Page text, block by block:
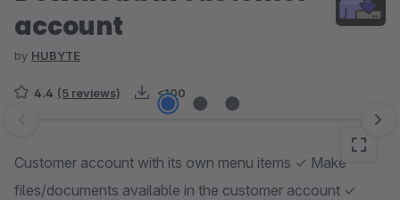
account
by HUBYTE
4.4 (5 reviews) <100
Skip image gallery
Customer account with its own menu items ✓ Make
files/documents available in the customer account ✓